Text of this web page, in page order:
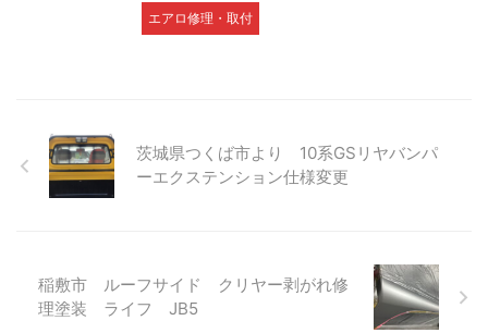
エアロ修理・取付
茨城県つくば市より 10系GSリヤバンパ
ーエクステンション仕様変更
稲敷市 ルーフサイド クリヤー剥がれ修
理塗装 ライフ JB5